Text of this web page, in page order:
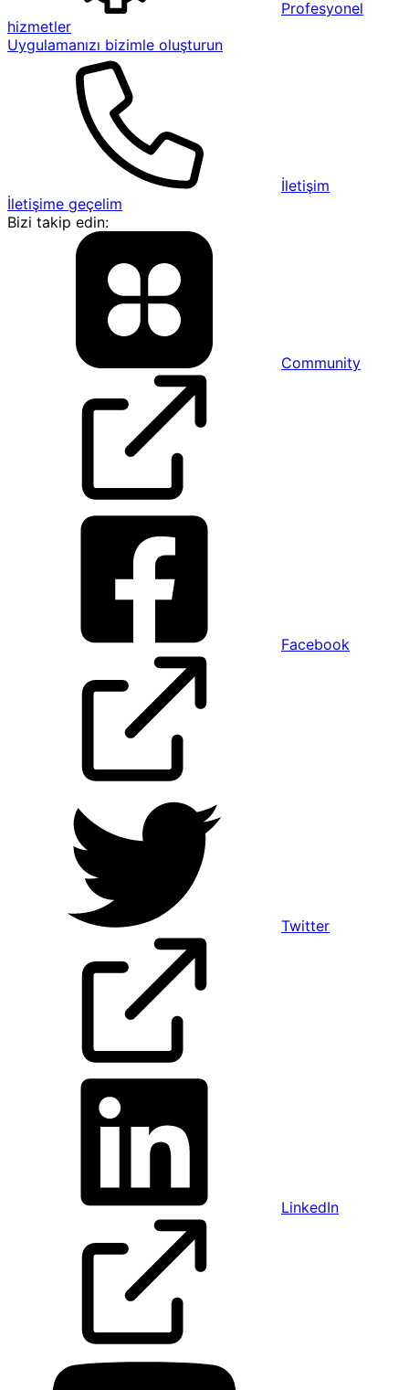
Profesyonel
hizmetler
Uygulamanızı bizimle oluşturun
İletişim
İletişime geçelim
Bizi takip edin:
Community
Facebook
Twitter
LinkedIn